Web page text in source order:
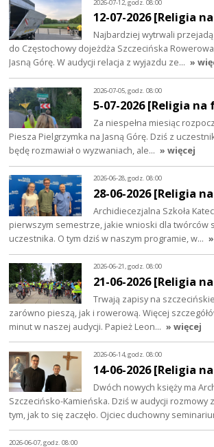
2026-07-12, godz. 08:00
12-07-2026 [Religia
Najbardziej wytrwali
do Częstochowy dojeżdża Szczecińska
Jasną Górę. W audycji relacja z wyjazdu ze… »
2026-07-05, godz. 08:00
5-07-2026 [Religia na
Za niespełna miesiąc
Piesza Pielgrzymka na Jasną Górę. Dziś z
będę rozmawiał o wyzwaniach, ale… » więcej
2026-06-28, godz. 08:00
28-06-2026 [Religia
Archidiecezjalna Szkoła
pierwszym semestrze, jakie wnioski dla twórców
uczestnika. O tym dziś w naszym programie, w…
2026-06-21, godz. 08:00
21-06-2026 [Religia
Trwają zapisy na
zarówno pieszą, jak i rowerową. Więcej
minut w naszej audycji. Papież Leon… » więcej
2026-06-14, godz. 08:00
14-06-2026 [Religia
Dwóch nowych księży ma
Szczecińsko-Kamieńska. Dziś w audycji rozmowy
tym, jak to się zaczęło. Ojciec duchowny
2026-06-07, godz. 08:00